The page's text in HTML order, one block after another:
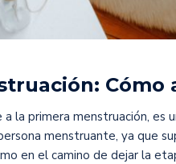
Cómo
a la primera menstruación, es
menstruante, ya que
en el camino de dejar la